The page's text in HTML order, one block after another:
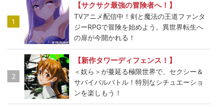
1
【サクサク最強の冒険者へ！】
TVアニメ配信中！剣と魔法の王道ファンタ
ジーRPGで冒険を始めよう。異世界転生へ
の扉が今開かれる！
2
【新作タワーディフェンス！】
＜奴ら＞が蔓延る極限世界で、セクシー＆
サバイバルバトル！特別なシチュエーショ
ンを楽しもう！